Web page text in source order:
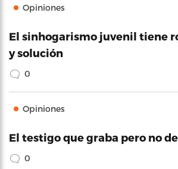
Opiniones
El sinhogarismo juvenil tiene
y solución
0
Opiniones
El testigo que graba pero no
0